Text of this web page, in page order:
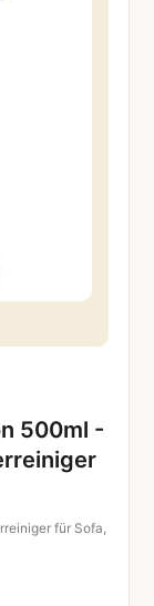
500ml -
für Sofa,